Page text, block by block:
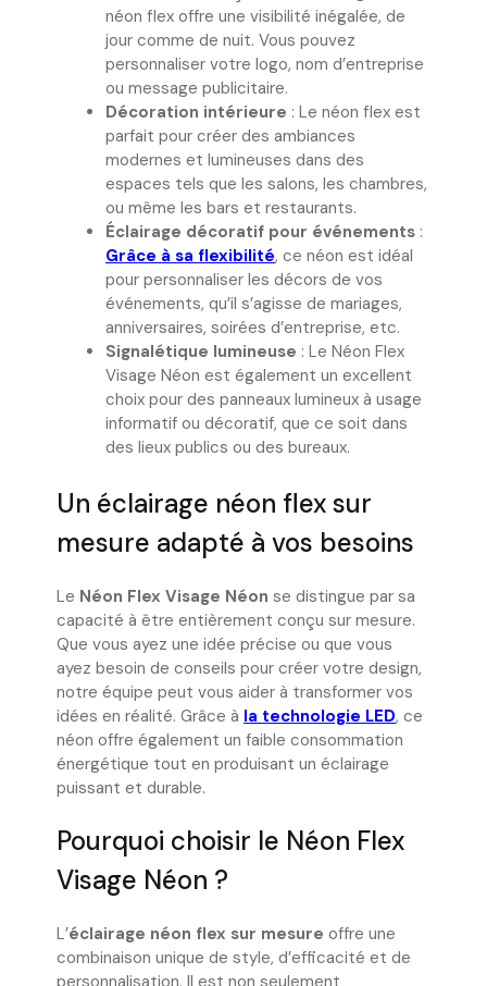
néon flex offre une visibilité inégalée, de
jour comme de nuit. Vous pouvez
personnaliser votre logo, nom d’entreprise
ou message publicitaire.
Décoration intérieure : Le néon flex est
parfait pour créer des ambiances
modernes et lumineuses dans des
espaces tels que les salons, les chambres,
ou même les bars et restaurants.
Éclairage décoratif pour événements :
Grâce à sa flexibilité, ce néon est idéal
pour personnaliser les décors de vos
événements, qu’il s’agisse de mariages,
anniversaires, soirées d’entreprise, etc.
Signalétique lumineuse : Le Néon Flex
Visage Néon est également un excellent
choix pour des panneaux lumineux à usage
informatif ou décoratif, que ce soit dans
des lieux publics ou des bureaux.
Un éclairage néon flex sur
mesure adapté à vos besoins
Le Néon Flex Visage Néon se distingue par sa
capacité à être entièrement conçu sur mesure.
Que vous ayez une idée précise ou que vous
ayez besoin de conseils pour créer votre design,
notre équipe peut vous aider à transformer vos
idées en réalité. Grâce à la technologie LED, ce
néon offre également un faible consommation
énergétique tout en produisant un éclairage
puissant et durable.
Pourquoi choisir le Néon Flex
Visage Néon ?
L’éclairage néon flex sur mesure offre une
combinaison unique de style, d’efficacité et de
personnalisation. Il est non seulement